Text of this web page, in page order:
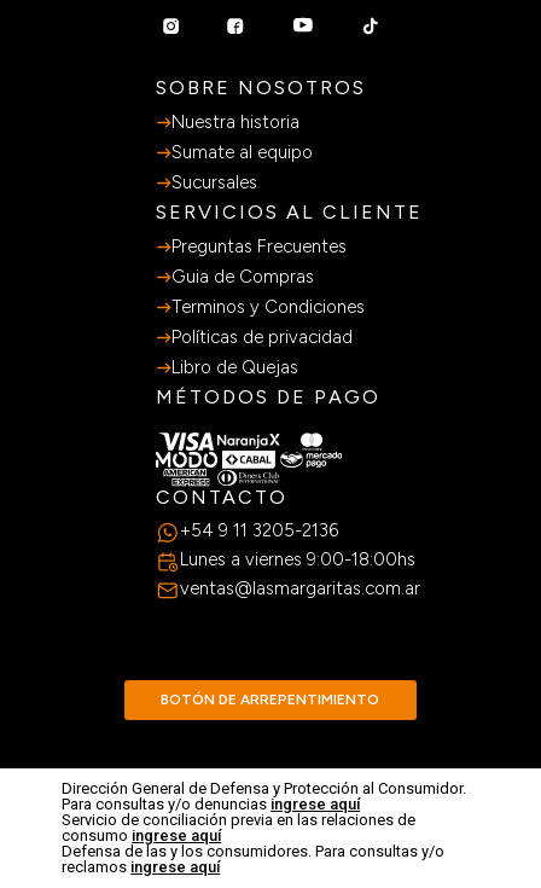
SOBRE NOSOTROS
Nuestra historia
Sumate al equipo
Sucursales
SERVICIOS AL CLIENTE
Preguntas Frecuentes
Guia de Compras
Terminos y Condiciones
Políticas de privacidad
Libro de Quejas
MÉTODOS DE PAGO
CONTACTO
+54 9 11 3205-2136
Lunes a viernes 9:00-18:00hs
ventas@lasmargaritas.com.ar
BOTÓN DE ARREPENTIMIENTO
Dirección General de Defensa y Protección al Consumidor.
Para consultas y/o denuncias ingrese aquí
Servicio de conciliación previa en las relaciones de
consumo ingrese aquí
Defensa de las y los consumidores. Para consultas y/o
reclamos ingrese aquí